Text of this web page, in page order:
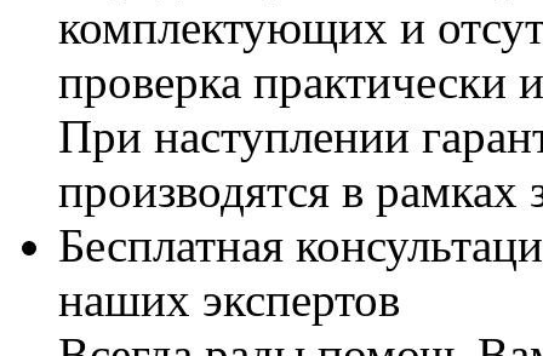
комплектующих и
проверка практически
При наступлении
производятся в рамках
Бесплатная
наших экспертов